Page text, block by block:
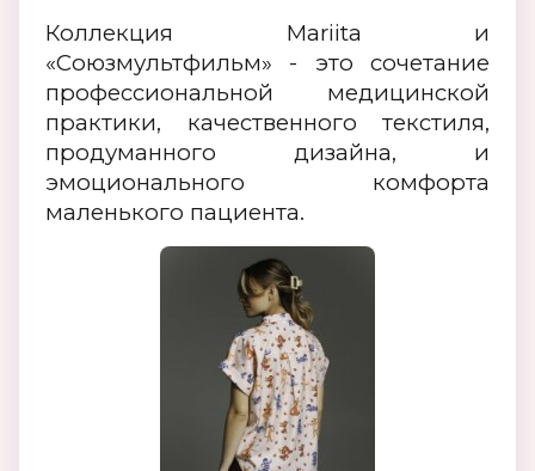
Коллекция Mariita и
«Союзмультфильм» - это сочетание
⁠профессиональной медицинской
практики, качественного текстиля,
⁠продуманного дизайна, ⁠и
эмоционального комфорта
маленького пациента.